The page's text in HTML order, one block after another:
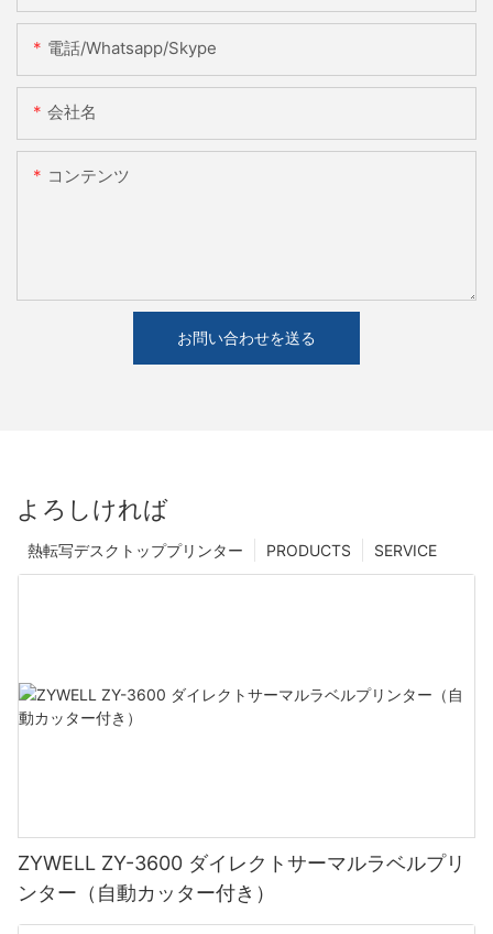
電話/whatsapp/skype
会社名
コンテンツ
お問い合わせを送る
よろしければ
SERVICE
PRODUCTS
熱転写デスクトッププリンター
ZYWELL ZY-3600 ダイレクトサーマルラベルプリ
ンター（自動カッター付き）